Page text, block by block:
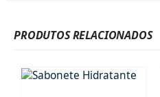
PRODUTOS RELACIONADOS